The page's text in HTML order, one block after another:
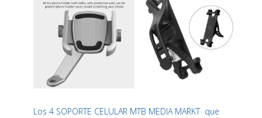
Los 4 SOPORTE CELULAR MTB MEDIA MARKT que